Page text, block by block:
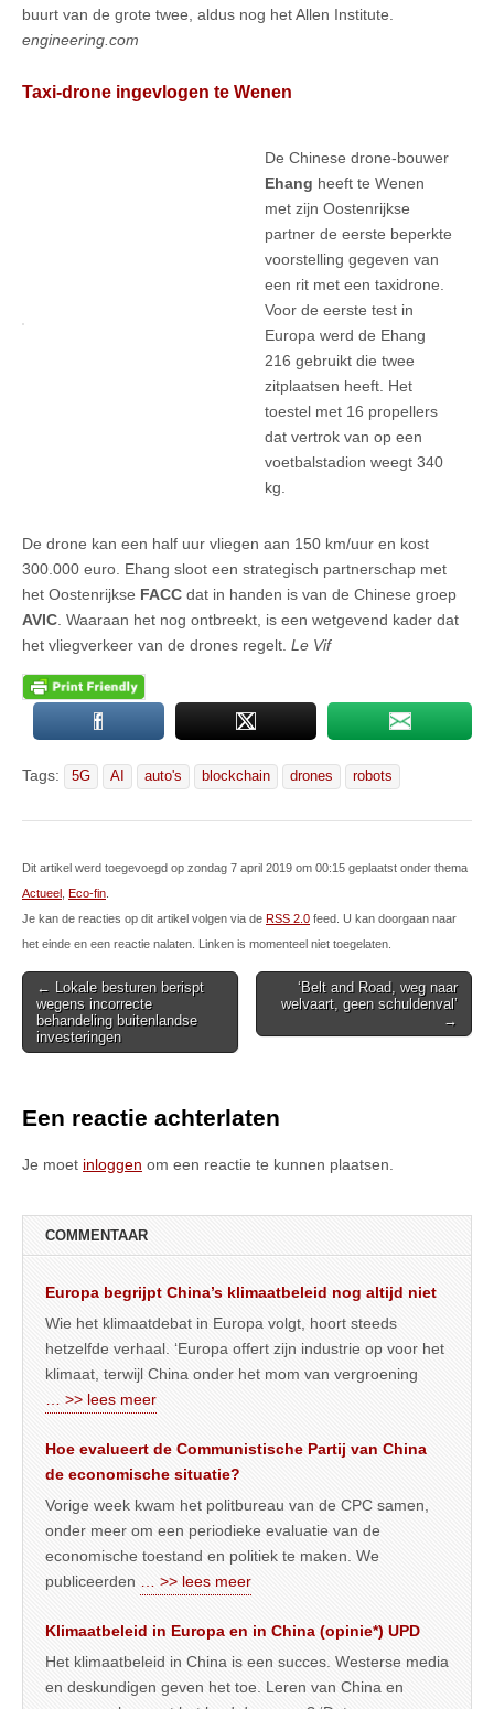
buurt van de grote twee, aldus nog het Allen Institute.
engineering.com
Taxi-drone ingevlogen te Wenen
De Chinese drone-bouwer
Ehang heeft te Wenen
met zijn Oostenrijkse
partner de eerste beperkte
voorstelling gegeven van
een rit met een taxidrone.
Voor de eerste test in
Europa werd de Ehang
216 gebruikt die twee
zitplaatsen heeft. Het
toestel met 16 propellers
dat vertrok van op een
voetbalstadion weegt 340
kg.
De drone kan een half uur vliegen aan 150 km/uur en kost
300.000 euro. Ehang sloot een strategisch partnerschap met
het Oostenrijkse FACC dat in handen is van de Chinese groep
AVIC . Waaraan het nog ontbreekt, is een wetgevend kader dat
het vliegverkeer van de drones regelt. Le Vif
Tags: 5G AI auto's blockchain drones robots
Dit artikel werd toegevoegd op zondag 7 april 2019 om 00:15 geplaatst onder thema
Actueel
Eco-fin
Je kan de reacties op dit artikel volgen via de RSS 2.0 feed. U kan doorgaan naar
het einde en een reactie nalaten. Linken is momenteel niet toegelaten.
Post
navigation
← Lokale besturen berispt
wegens incorrecte
behandeling buitenlandse
investeringen
‘Belt and Road, weg naar
welvaart, geen schuldenval’
→
Een reactie achterlaten
Je moet inloggen om een reactie te kunnen plaatsen.
COMMENTAAR
Europa begrijpt China’s klimaatbeleid nog altijd niet
Wie het klimaatdebat in Europa volgt, hoort steeds
hetzelfde verhaal. ‘Europa offert zijn industrie op voor het
klimaat, terwijl China onder het mom van vergroening
… >> lees meer
Hoe evalueert de Communistische Partij van China
de economische situatie?
Vorige week kwam het politbureau van de CPC samen,
onder meer om een periodieke evaluatie van de
economische toestand en politiek te maken. We
publiceerden … >> lees meer
Klimaatbeleid in Europa en in China (opinie*) UPD
Het klimaatbeleid in China is een succes. Westerse media
en deskundigen geven het toe. Leren van China en